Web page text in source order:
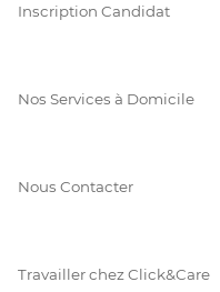
Inscription Candidat
Nos Services à Domicile
Nous Contacter
Travailler chez Click&Care